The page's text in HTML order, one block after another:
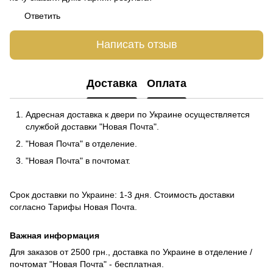
Ответить
Написать отзыв
Доставка Оплата
Адресная доставка к двери по Украине осуществляется
службой доставки "Новая Почта".
"Новая Почта" в отделение.
"Новая Почта" в почтомат.
Срок доставки по Украине: 1-3 дня. Стоимость доставки
согласно Тарифы Новая Почта
Важная информация
Для заказов от 2500 грн., доставка по Украине в отделение /
почтомат "Новая Почта" - бесплатная.